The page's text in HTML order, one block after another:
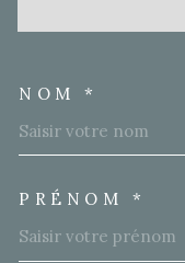
NOM *
PRÉNOM *